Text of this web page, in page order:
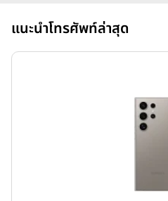
แนะนำโทรศัพท์ล่าสุด